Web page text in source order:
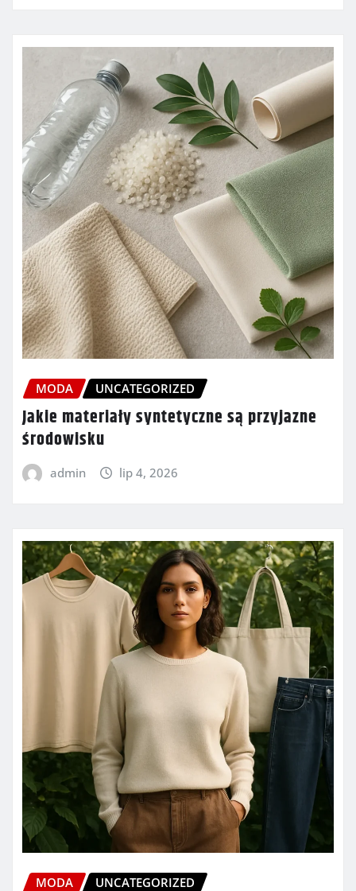
MODA UNCATEGORIZED
Jakie materiały syntetyczne są przyjazne
środowisku
admin lip 4, 2026
MODA UNCATEGORIZED